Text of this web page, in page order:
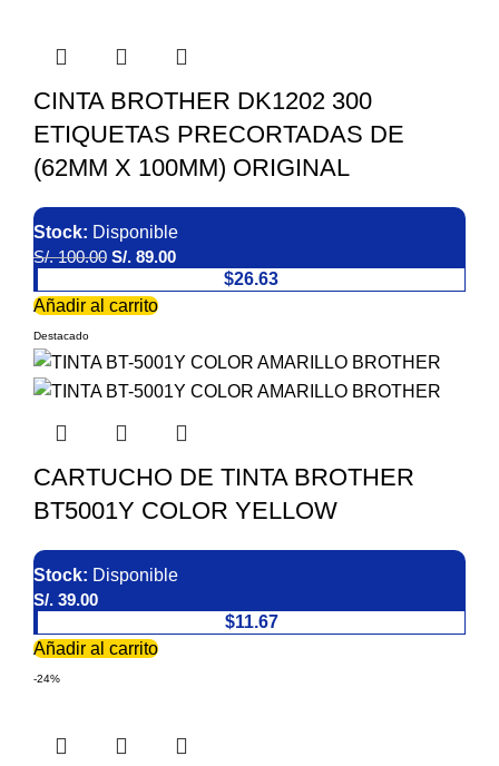
CINTA BROTHER DK1202 300
ETIQUETAS PRECORTADAS DE
(62MM X 100MM) ORIGINAL
Stock: Disponible
S/.100.00 S/. 89.00
$26.63
Añadir al carrito
Destacado
CARTUCHO DE TINTA BROTHER
BT5001Y COLOR YELLOW
Stock: Disponible
S/. 39.00
$11.67
Añadir al carrito
-24%